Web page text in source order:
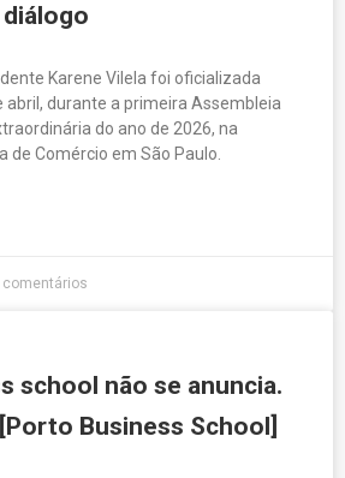
Karene Vilela foi oficializada
abril, durante a primeira Assembleia
do ano de 2026, na
de Comércio em São Paulo.
comentários
school não se anuncia.
Business School]